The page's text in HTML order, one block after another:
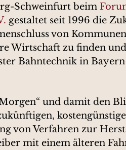
Schweinfurt beim
gestaltet seit 1996 die
von
Wirtschaft zu finden
Bahntechnik in
und damit den
von Verfahren zur
mit einem älteren